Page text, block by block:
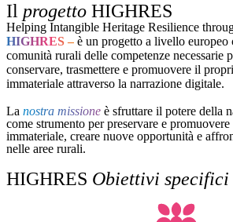
Il progetto HIGHRES
Helping Intangible Heritage Resilience
HIGHRES – è un progetto a livello europeo
comunità rurali delle competenze necessarie
conservare, trasmettere e promuovere il
immateriale attraverso la narrazione digitale.
La nostra missione è sfruttare il potere della
come strumento per preservare e
immateriale, creare nuove opportunità e
nelle aree rurali.
HIGHRES Obiettivi specifici